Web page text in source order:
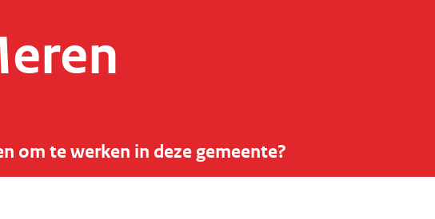
om te werken in deze gemeente?